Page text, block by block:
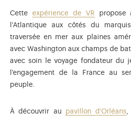
Cette expérience de VR propose
l'Atlantique aux côtés du
traversée en mer aux plaines
avec Washington aux champs de
avec soin le voyage fondateur du
l'engagement de la France au
peuple.
À découvrir au pavillon d'Orléans,